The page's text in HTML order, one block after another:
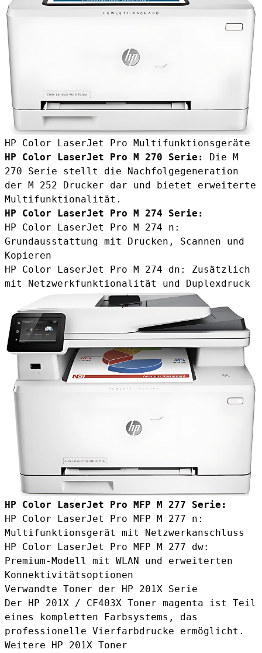
HP Color LaserJet Pro Multifunktionsgeräte
HP Color LaserJet Pro M 270 Serie:
Die M
270 Serie stellt die Nachfolgegeneration
der M 252 Drucker dar und bietet erweiterte
Multifunktionalität.
HP Color LaserJet Pro M 274 Serie:
HP Color LaserJet Pro M 274 n:
Grundausstattung mit Drucken, Scannen und
Kopieren
HP Color LaserJet Pro M 274 dn: Zusätzlich
mit Netzwerkfunktionalität und Duplexdruck
HP Color LaserJet Pro MFP M 277 Serie:
HP Color LaserJet Pro MFP M 277 n:
Multifunktionsgerät mit Netzwerkanschluss
HP Color LaserJet Pro MFP M 277 dw:
Premium-Modell mit WLAN und erweiterten
Konnektivitätsoptionen
Verwandte Toner der HP 201X Serie
Der HP 201X / CF403X Toner magenta ist Teil
eines kompletten Farbsystems, das
professionelle Vierfarbdrucke ermöglicht.
Weitere HP 201X Toner